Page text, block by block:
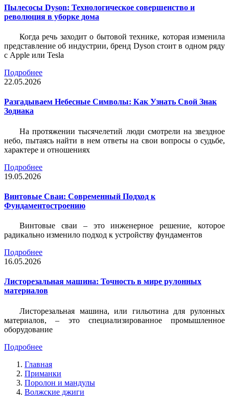
Пылесосы Dyson: Технологическое совершенство и
революция в уборке дома
Когда речь заходит о бытовой технике, которая изменила
представление об индустрии, бренд Dyson стоит в одном ряду
с Apple или Tesla
Подробнее
22.05.2026
Разгадываем Небесные Символы: Как Узнать Свой Знак
Зодиака
На протяжении тысячелетий люди смотрели на звездное
небо, пытаясь найти в нем ответы на свои вопросы о судьбе,
характере и отношениях
Подробнее
19.05.2026
Винтовые Сваи: Современный Подход к
Фундаментостроению
Винтовые сваи – это инженерное решение, которое
радикально изменило подход к устройству фундаментов
Подробнее
16.05.2026
Листорезальная машина: Точность в мире рулонных
материалов
Листорезальная машина, или гильотина для рулонных
материалов, – это специализированное промышленное
оборудование
Подробнее
Главная
Приманки
Поролон и мандулы
Волжские джиги